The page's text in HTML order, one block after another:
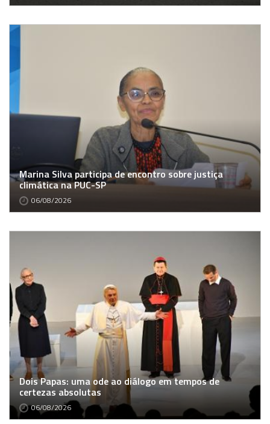
Marina Silva participa de encontro sobre justiça
climática na PUC-SP
06/08/2026
Dois Papas: uma ode ao diálogo em tempos de
certezas absolutas
06/08/2026